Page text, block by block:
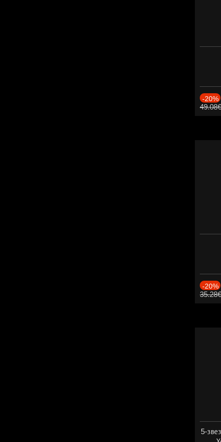
-20%
49.08€
-20%
35.28€
5-